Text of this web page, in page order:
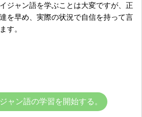
ジャン語を学ぶことは大変ですが、正
を早め、実際の状況で自信を持って言
す。
ャン語の学習を開始する。